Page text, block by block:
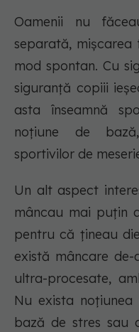
Oamenii nu
separată,
mod spontan. Cu
siguranță copiii
asta înseamnă
noțiune de
sportivilor de
Un alt aspect
mâncau mai puțin
pentru că țineau
există mâncare
ultra-procesate,
Nu exista
bază de stres sau